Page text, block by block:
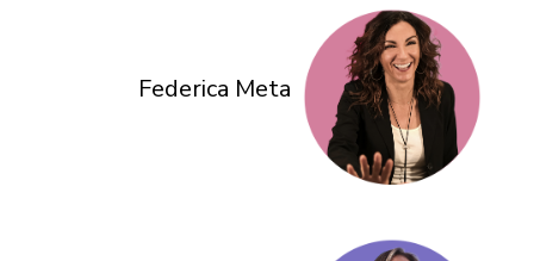
Federica Meta